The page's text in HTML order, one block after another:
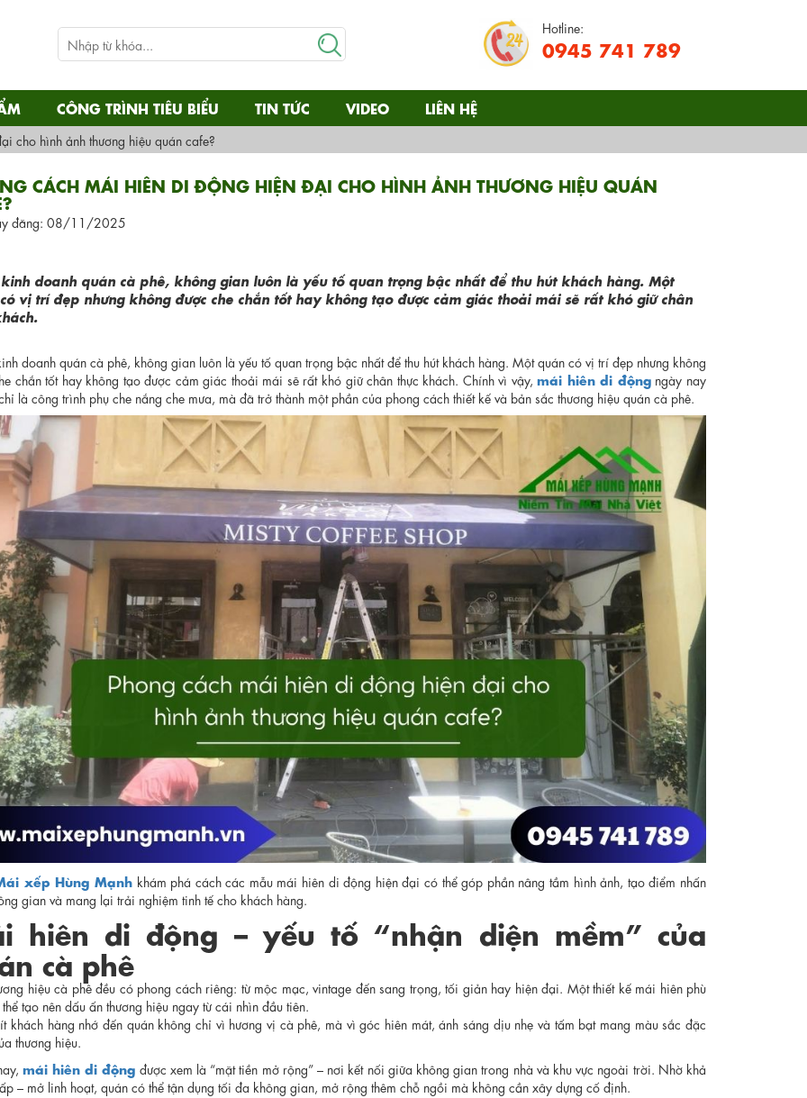
Hotline:
0945 741 789
CÔNG TRÌNH TIÊU BIỂU TIN TỨC VIDEO LIÊN HỆ
cho hình ảnh thương hiệu quán cafe?
CÁCH MÁI HIÊN DI ĐỘNG HIỆN ĐẠI CHO HÌNH ẢNH THƯƠNG HIỆU QUÁN
đăng: 08/11/2025
kinh doanh quán cà phê, không gian luôn là yếu tố quan trọng bậc nhất để thu hút khách hàng. Một
vị trí đẹp nhưng không được che chắn tốt hay không tạo được cảm giác thoải mái sẽ rất khó giữ chân
doanh quán cà phê, không gian luôn là yếu tố quan trọng bậc nhất để thu hút khách hàng. Một quán có vị trí đẹp nhưng không
chắn tốt hay không tạo được cảm giác thoải mái sẽ rất khó giữ chân thực khách. Chính vì vậy,mái hiên di độngngày nay
là công trình phụ che nắng che mưa, mà đã trở thành một phần của phong cách thiết kế và bản sắc thương hiệu quán cà phê.
xếp Hùng Mạnhkhám phá cách các mẫu mái hiên di động hiện đại có thể góp phần nâng tầm hình ảnh, tạo điểm nhấn
gian và mang lại trải nghiệm tinh tế cho khách hàng.
hiên di động – yếu tố “nhận diện mềm” của
cà phê
hiệu cà phê đều có phong cách riêng: từ mộc mạc, vintage đến sang trọng, tối giản hay hiện đại. Một thiết kế mái hiên phù
tạo nên dấu ấn thương hiệu ngay từ cái nhìn đầu tiên.
khách hàng nhớ đến quán không chỉ vì hương vị cà phê, mà vì góc hiên mát, ánh sáng dịu nhẹ và tấm bạt mang màu sắc đặc
thương hiệu.
mái hiên di động được xem là “mặt tiền mở rộng” – nơi kết nối giữa không gian trong nhà và khu vực ngoài trời. Nhờ khả
– mở linh hoạt, quán có thể tận dụng tối đa không gian, mở rộng thêm chỗ ngồi mà không cần xây dựng cố định.